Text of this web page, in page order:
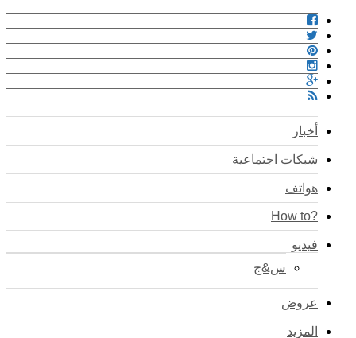
أخبار
شبكات اجتماعية
هواتف
?How to
فيديو
س&ج
عروض
المزيد